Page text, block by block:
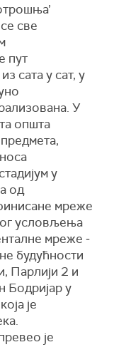
све
пут
сата у сат, у
У
општа
у
од
мреже
условљења
мреже ‒
будућности
Парлији 2 и
Бодријар у
је
је